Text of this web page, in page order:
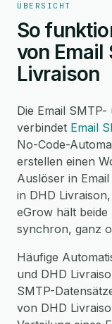
ÜBERSICHT
So
von Email
Livraison
Die Email
verbindet Email
No-Code-
erstellen einen
Auslöser in
in DHD
eGrow hält
synchron, ganz
Häufige
und DHD
SMTP-
von DHD